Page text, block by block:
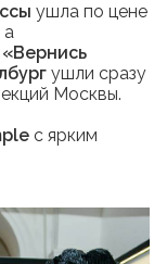
ушла по цене
а
«Вернись
ушли сразу
Москвы.
с ярким